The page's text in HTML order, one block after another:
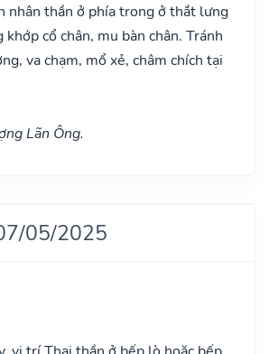
nhân thần ở phía trong ở thắt lưng
cổ chân, mu bàn chân. Tránh
va chạm, mổ xẻ, châm chích tại
Lãn Ông.
05/2025